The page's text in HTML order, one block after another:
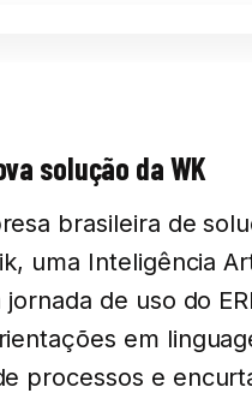
solução da WK
brasileira de
uma Inteligência
jornada de uso do
em
processos e